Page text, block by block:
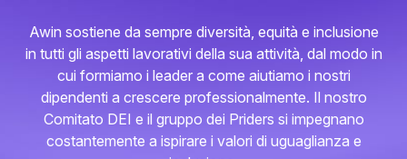
Awin sostiene da sempre diversità, equità e inclusione
in tutti gli aspetti lavorativi della sua attività, dal modo in
cui formiamo i leader a come aiutiamo i nostri
dipendenti a crescere professionalmente. Il nostro
Comitato DEI e il gruppo dei Priders si impegnano
costantemente a ispirare i valori di uguaglianza e